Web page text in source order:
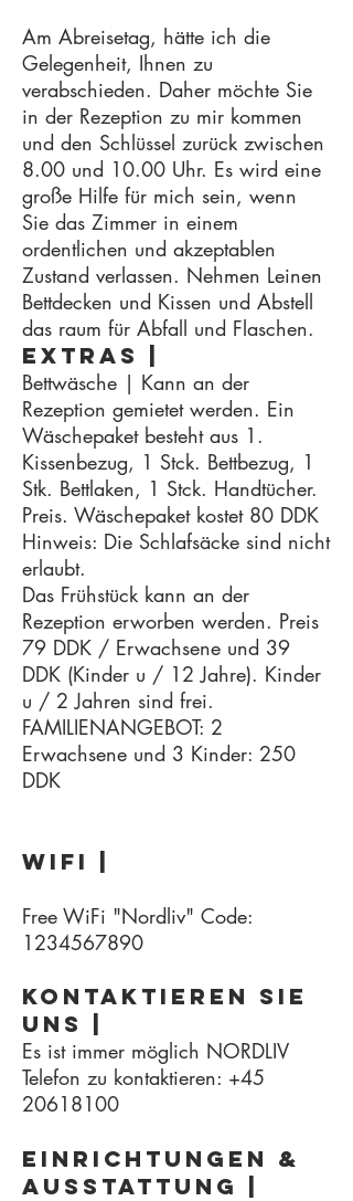
Am Abreisetag, hätte ich die
Gelegenheit, Ihnen zu
verabschieden. Daher möchte Sie
in der Rezeption zu mir kommen
und den Schlüssel zurück zwischen
8.00 und 10.00 Uhr. Es wird eine
große Hilfe für mich sein, wenn
Sie das Zimmer in einem
ordentlichen und akzeptablen
Zustand verlassen. Nehmen Leinen
Bettdecken und Kissen und Abstell
das raum für Abfall und Flaschen.
Extras |
Bettwäsche | Kann an der
Rezeption gemietet werden. Ein
Wäschepaket besteht aus 1.
Kissenbezug, 1 Stck. Bettbezug, 1
Stk. Bettlaken, 1 Stck. Handtücher.
Preis. Wäschepaket kostet 80 DDK
Hinweis: Die Schlafsäcke sind nicht
erlaubt.
Das Frühstück kann an der
Rezeption erworben werden. Preis
79 DDK / Erwachsene und 39
DDK (Kinder u / 12 Jahre). Kinder
u / 2 Jahren sind frei.
FAMILIENANGEBOT: 2
Erwachsene und 3 Kinder: 250
DDK
WiFi |
Free WiFi "Nordliv" Code:
1234567890
Kontaktieren Sie
uns |
Es ist immer möglich NORDLIV
Telefon zu kontaktieren: +45
20618100
Einrichtungen &
Ausstattung |